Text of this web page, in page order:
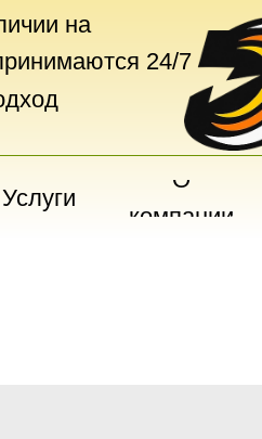
на
24/7
О
компании
Услуги